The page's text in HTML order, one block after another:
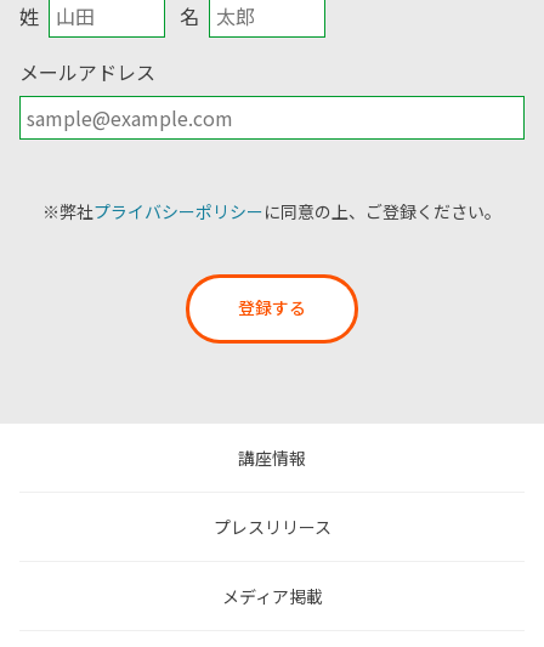
姓
名
メールアドレス
※弊社プライバシーポリシーに同意の上、ご登録ください。
登録する
講座情報
プレスリリース
メディア掲載